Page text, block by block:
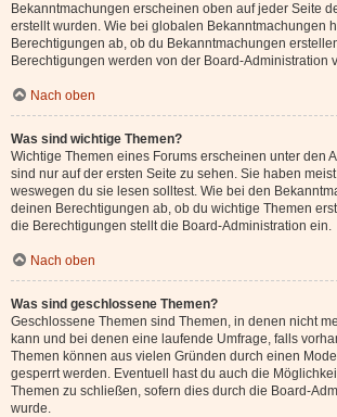
Bekanntmachungen erscheinen oben auf jeder Seite
erstellt wurden. Wie bei globalen Bekanntmachungen
Berechtigungen ab, ob du Bekanntmachungen
Berechtigungen werden von der Board-Administration
Nach oben
Was sind wichtige Themen?
Wichtige Themen eines Forums erscheinen unter den
sind nur auf der ersten Seite zu sehen. Sie haben
weswegen du sie lesen solltest. Wie bei den
deinen Berechtigungen ab, ob du wichtige Themen
die Berechtigungen stellt die Board-Administration ein.
Nach oben
Was sind geschlossene Themen?
Geschlossene Themen sind Themen, in denen nicht
kann und bei denen eine laufende Umfrage, falls
Themen können aus vielen Gründen durch einen
gesperrt werden. Eventuell hast du auch die
Themen zu schließen, sofern dies durch die Board-
wurde.